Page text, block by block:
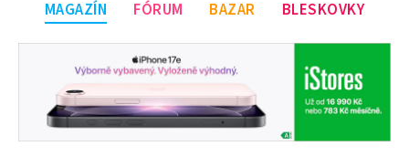
MAGAZÍN FÓRUM BAZAR BLESKOVKY